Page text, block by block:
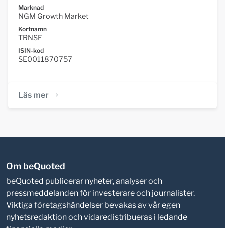
Marknad
NGM Growth Market
Kortnamn
TRNSF
ISIN-kod
SE0011870757
Läs mer
Om beQuoted
beQuoted publicerar nyheter, analyser och
pressmeddelanden för investerare och journalister.
Viktiga företagshändelser bevakas av vår egen
nyhetsredaktion och vidaredistribueras i ledande